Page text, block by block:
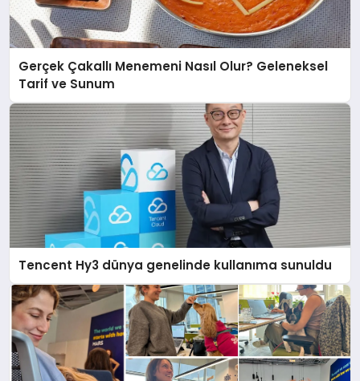
Gerçek Çakallı Menemeni Nasıl Olur? Geleneksel
Tarif ve Sunum
Tencent Hy3 dünya genelinde kullanıma sunuldu